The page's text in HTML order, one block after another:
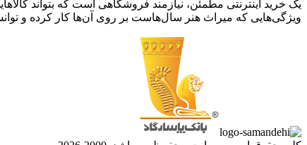
یک خرید اینترنتی مطمئن، نیازمند فروشگاهی است که بتواند
ویژگی‌هایی که میراث هنر سال‌هاست بر روی آن‌ها کار کرده و